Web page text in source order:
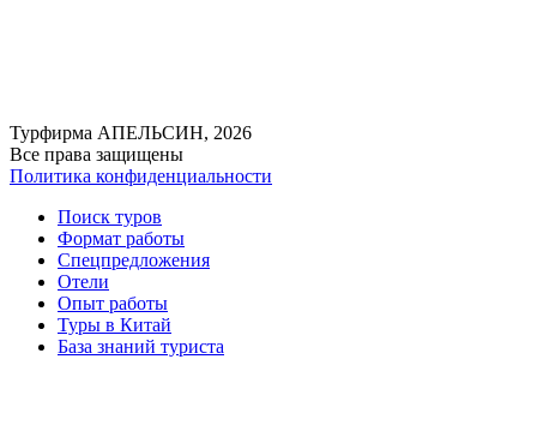
Турфирма АПЕЛЬСИН, 2026
Все права защищены
Политика конфиденциальности
Поиск туров
Формат работы
Спецпредложения
Отели
Опыт работы
Туры в Китай
База знаний туриста